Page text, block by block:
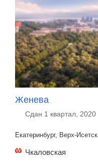
Женева
Сдан 1 квартал, 2020
Екатеринбург, Верх-
Чкаловская